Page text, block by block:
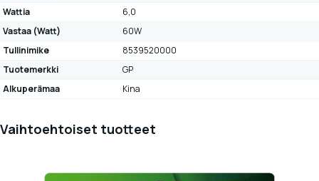
Wattia
6,0
Vastaa (Watt)
60W
Tullinimike
8539520000
Tuotemerkki
GP
Alkuperämaa
Kina
Vaihtoehtoiset tuotteet